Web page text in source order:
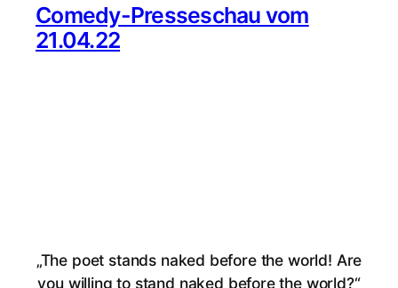
Comedy-Presseschau vom
21.04.22
„The poet stands naked before the world! Are
you willing to stand naked before the world?“